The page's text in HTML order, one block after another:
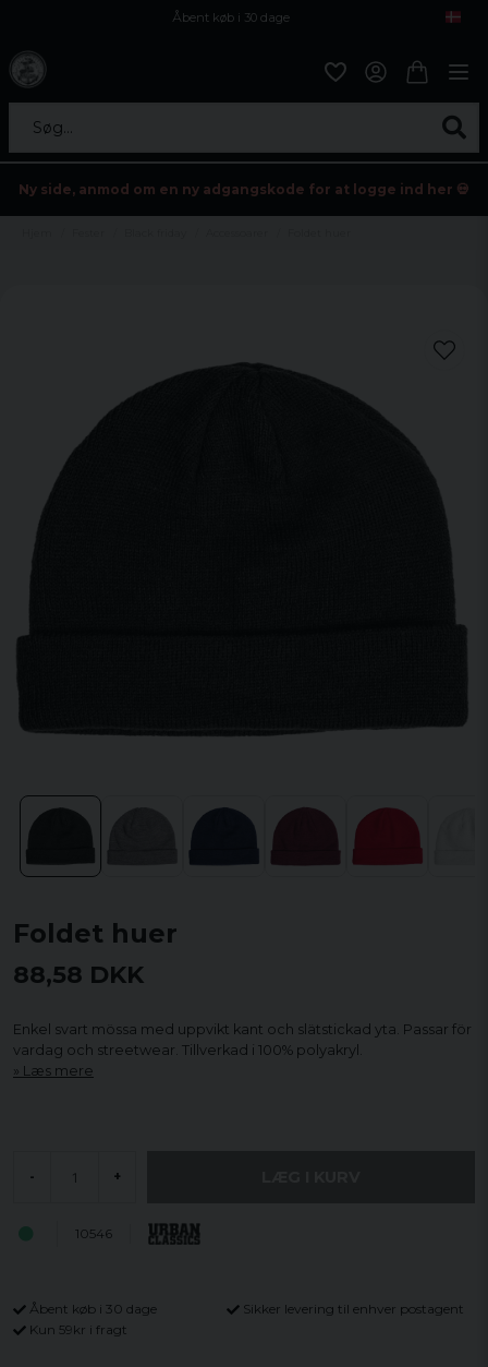
Åbent køb i 30 dage
Søg...
Ny side, anmod om en ny adgangskode for at logge ind her 💀
Foldet huer
88,58 DKK
Enkel svart mössa med uppvikt kant och slätstickad yta. Passar för
vardag och streetwear. Tillverkad i 100% polyakryl.
Læs mere
- +
10546
Åbent køb i 30 dage
Sikker levering til enhver postagent
Kun 59kr i fragt